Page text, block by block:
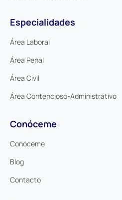
Especialidades
Área Laboral
Área Penal
Área Civil
Área Contencioso-Administrativo
Conóceme
Conóceme
Blog
Contacto